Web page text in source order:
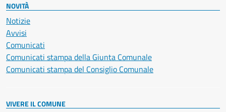
NOVITÀ
Notizie
Avvisi
Comunicati
Comunicati stampa della Giunta Comunale
Comunicati stampa del Consiglio Comunale
VIVERE IL COMUNE